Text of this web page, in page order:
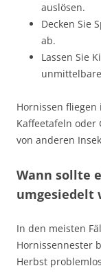
auslösen.
Decken Sie
ab.
Lassen Sie
Hornissen fliegen
Kaffeetafeln oder
von anderen
Wann sollte
umgesiedelt
In den meisten
Hornissennester
Herbst